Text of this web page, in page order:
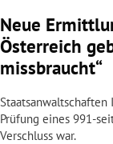
Untermenü
Untermenü
Untermenü
Neue
Österreich
missbraucht“
Prüfung eines 991-
Verschluss war.